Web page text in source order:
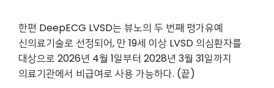
한편 DeepECG LVSD는 뷰노의 두 번째 평가유예
신의료기술로 선정되어, 만 19세 이상 LVSD 의심환자를
대상으로 2026년 4월 1일부터 2028년 3월 31일까지
의료기관에서 비급여로 사용 가능하다. (끝)